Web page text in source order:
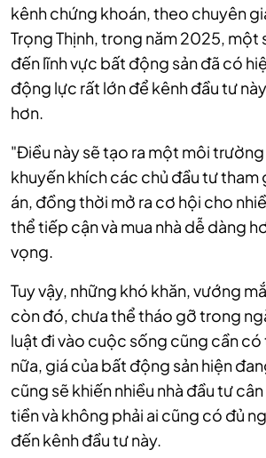
kênh chứng khoán, theo chuyên
Trọng Thịnh, trong năm 2025, một
đến lĩnh vực bất động sản đã có
động lực rất lớn để kênh đầu tư
hơn.
"Điều này sẽ tạo ra một môi
khuyến khích các chủ đầu tư tham
án, đồng thời mở ra cơ hội cho
thể tiếp cận và mua nhà dễ dàng
vọng.
Tuy vậy, những khó khăn, vướng
còn đó, chưa thể tháo gỡ trong
luật đi vào cuộc sống cũng cần có
nữa, giá của bất động sản hiện
cũng sẽ khiến nhiều nhà đầu tư
tiền và không phải ai cũng có đủ
đến kênh đầu tư này.